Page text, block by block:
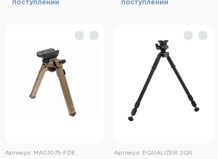
поступлении
поступлении
Артикул: MAG1075-FDE Артикул: EQUALIZER 2QS